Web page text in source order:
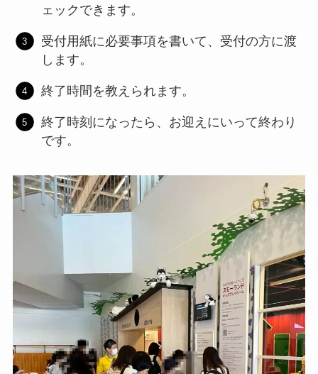
ェックできます。
受付用紙に必要事項を書いて、受付の方に渡
します。
終了時間を教えられます。
終了時刻になったら、お迎えにいって終わり
です。